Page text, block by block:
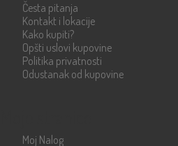
Česta pitanja
Kontakt i lokacije
Kako kupiti?
Opšti uslovi kupovine
Politika privatnosti
Odustanak od kupovine
Moj Nalog